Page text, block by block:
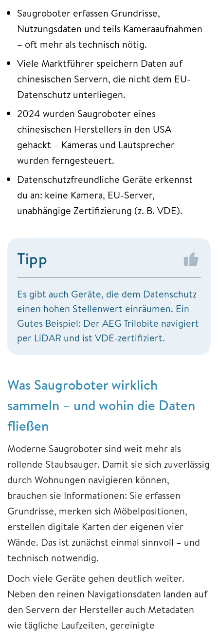
Saugroboter erfassen Grundrisse,
Nutzungsdaten und teils Kameraaufnahmen
– oft mehr als technisch nötig.
Viele Marktführer speichern Daten auf
chinesischen Servern, die nicht dem EU-
Datenschutz unterliegen.
2024 wurden Saugroboter eines
chinesischen Herstellers in den USA
gehackt – Kameras und Lautsprecher
wurden ferngesteuert.
Datenschutzfreundliche Geräte erkennst
du an: keine Kamera, EU-Server,
unabhängige Zertifizierung (z. B. VDE).
Tipp
Es gibt auch Geräte, die dem Datenschutz
einen hohen Stellenwert einräumen. Ein
Gutes Beispiel: Der AEG Trilobite navigiert
per LiDAR und ist VDE-zertifiziert.
Was Saugroboter wirklich
sammeln – und wohin die Daten
fließen
Moderne Saugroboter sind weit mehr als
rollende Staubsauger. Damit sie sich zuverlässig
durch Wohnungen navigieren können,
brauchen sie Informationen: Sie erfassen
Grundrisse, merken sich Möbelpositionen,
erstellen digitale Karten der eigenen vier
Wände. Das ist zunächst einmal sinnvoll – und
technisch notwendig.
Doch viele Geräte gehen deutlich weiter.
Neben den reinen Navigationsdaten landen auf
den Servern der Hersteller auch Metadaten
wie tägliche Laufzeiten, gereinigte